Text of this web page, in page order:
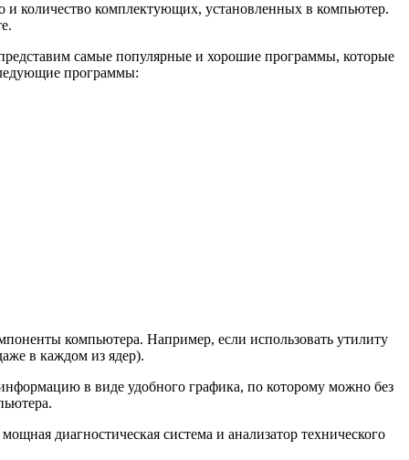
и количество комплектующих, установленных в компьютер.
самые популярные и хорошие программы, которые
программы:
компьютера. Например, если использовать утилиту
в каждом из ядер).
в виде удобного графика, по которому можно без
диагностическая система и анализатор технического